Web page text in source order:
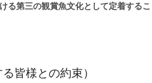
る第三の観賞魚文化として定着するこ
皆様との約束）